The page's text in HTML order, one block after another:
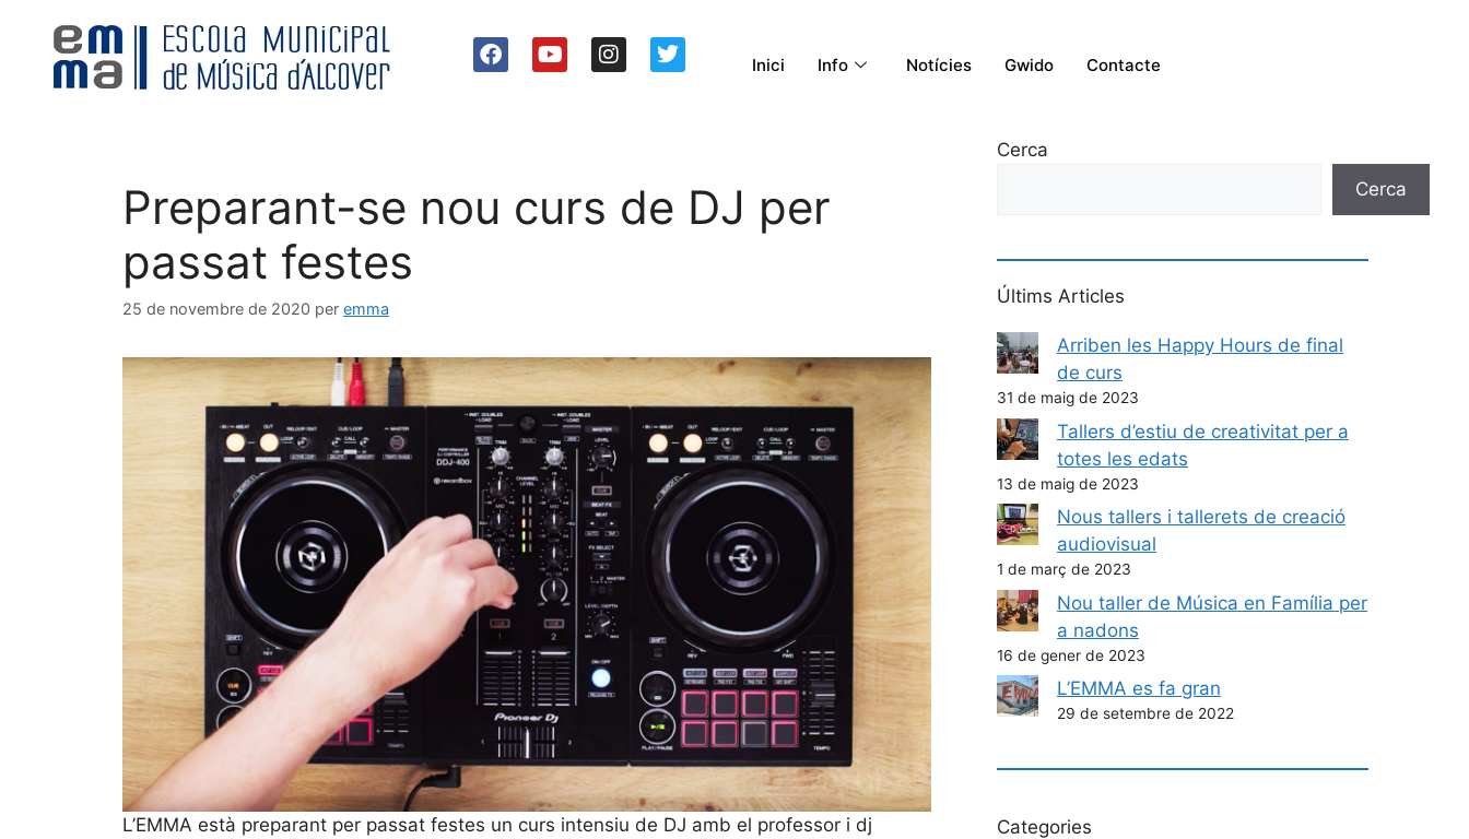
Inici Info Notícies Gwido Contacte
Preparant-se nou curs de DJ per
passat festes
25 de novembre de 2020 per emma
L’EMMA està preparant per passat festes un curs intensiu de DJ amb el professor i dj
Cerca
Cerca
Últims Articles
Arriben les Happy Hours de final
de curs
31 de maig de 2023
Tallers d’estiu de creativitat per a
totes les edats
13 de maig de 2023
Nous tallers i tallerets de creació
audiovisual
1 de març de 2023
Nou taller de Música en Família per
a nadons
16 de gener de 2023
L’EMMA es fa gran
29 de setembre de 2022
Categories